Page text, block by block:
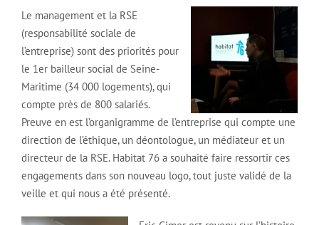
Le management et la RSE
(responsabilité sociale de
l’entreprise) sont des priorités pour
le 1er bailleur social de Seine-
Maritime (34 000 logements), qui
compte près de 800 salariés.
Preuve en est l’organigramme de l’entreprise qui compte une
direction de l’éthique, un déontologue, un médiateur et un
directeur de la RSE. Habitat 76 a souhaité faire ressortir ces
engagements dans son nouveau logo, tout juste validé de la
veille et qui nous a été présenté.